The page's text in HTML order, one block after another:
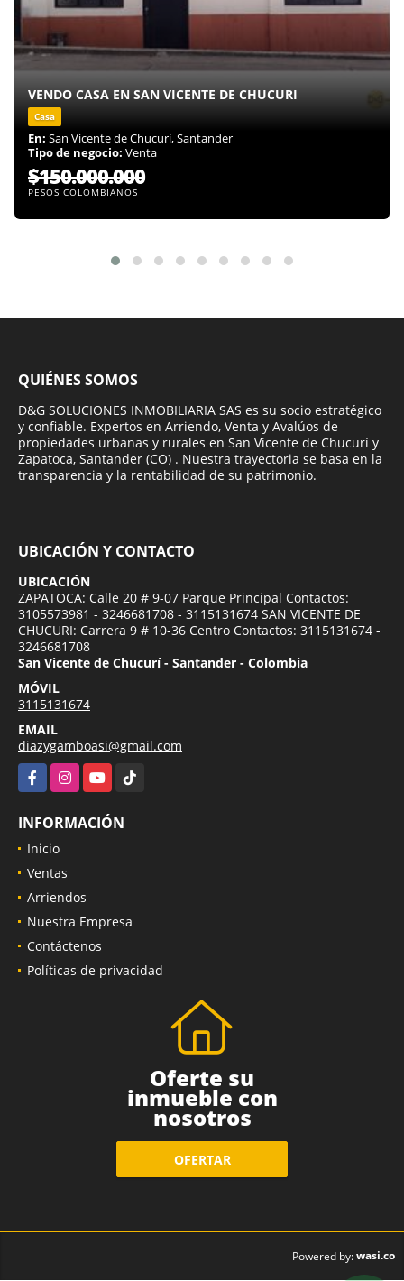
VENDO CASA EN SAN VICENTE DE CHUCURI
Casa
En: San Vicente de Chucurí, Santander
Tipo de negocio: Venta
$150.000.000
PESOS COLOMBIANOS
QUIÉNES SOMOS
D&G SOLUCIONES INMOBILIARIA SAS es su socio estratégico
y confiable. Expertos en Arriendo, Venta y Avalúos de
propiedades urbanas y rurales en San Vicente de Chucurí y
Zapatoca, Santander (CO) . Nuestra trayectoria se basa en la
transparencia y la rentabilidad de su patrimonio.
UBICACIÓN Y CONTACTO
UBICACIÓN
ZAPATOCA: Calle 20 # 9-07 Parque Principal Contactos:
3105573981 - 3246681708 - 3115131674 SAN VICENTE DE
CHUCURI: Carrera 9 # 10-36 Centro Contactos: 3115131674 -
3246681708
San Vicente de Chucurí - Santander - Colombia
MÓVIL
3115131674
EMAIL
diazygamboasi@gmail.com
FacebookInstagramYouTubeTikTok
INFORMACIÓN
Inicio
Ventas
Arriendos
Nuestra Empresa
Contáctenos
Políticas de privacidad
Oferte su
inmueble con
nosotros
OFERTAR
Powered by:wasi.co